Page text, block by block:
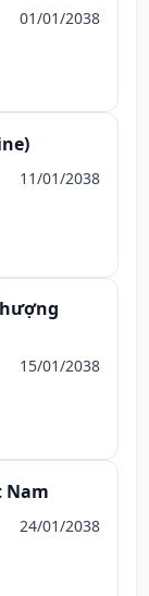
01/01/2038
11/01/2038
15/01/2038
Nam
24/01/2038